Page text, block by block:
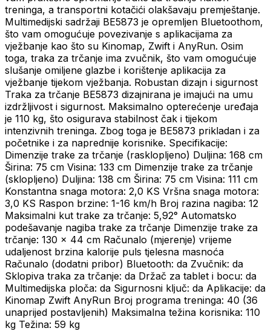
treninga, a transportni kotačići olakšavaju premještanje.
Multimedijski sadržaji BE5873 je opremljen Bluetoothom,
što vam omogućuje povezivanje s aplikacijama za
vježbanje kao što su Kinomap, Zwift i AnyRun. Osim
toga, traka za trčanje ima zvučnik, što vam omogućuje
slušanje omiljene glazbe i korištenje aplikacija za
vježbanje tijekom vježbanja. Robustan dizajn i sigurnost
Traka za trčanje BE5873 dizajnirana je imajući na umu
izdržljivost i sigurnost. Maksimalno opterećenje uređaja
je 110 kg, što osigurava stabilnost čak i tijekom
intenzivnih treninga. Zbog toga je BE5873 prikladan i za
početnike i za naprednije korisnike. Specifikacije:
Dimenzije trake za trčanje (rasklopljeno) Duljina: 168 cm
Širina: 75 cm Visina: 133 cm Dimenzije trake za trčanje
(sklopljeno) Duljina: 138 cm Širina: 75 cm Visina: 111 cm
Konstantna snaga motora: 2,0 KS Vršna snaga motora:
3,0 KS Raspon brzine: 1-16 km/h Broj razina nagiba: 12
Maksimalni kut trake za trčanje: 5,92° Automatsko
podešavanje nagiba trake za trčanje Dimenzije trake za
trčanje: 130 x 44 cm Računalo (mjerenje) vrijeme
udaljenost brzina kalorije puls tjelesna masnoća
Računalo (dodatni pribor) Bluetooth: da Zvučnik: da
Sklopiva traka za trčanje: da Držač za tablet i bocu: da
Multimedijska ploča: da Sigurnosni ključ: da Aplikacije: da
Kinomap Zwift AnyRun Broj programa treninga: 40 (36
unaprijed postavljenih) Maksimalna težina korisnika: 110
kg Težina: 59 kg